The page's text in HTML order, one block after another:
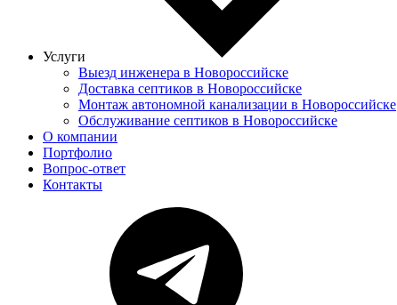
Услуги
Выезд инженера в Новороссийске
Доставка септиков в Новороссийске
Монтаж автономной канализации в Новороссийске
Обслуживание септиков в Новороссийске
О компании
Портфолио
Вопрос-ответ
Контакты